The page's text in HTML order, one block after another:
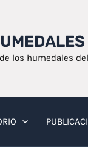
los humedales